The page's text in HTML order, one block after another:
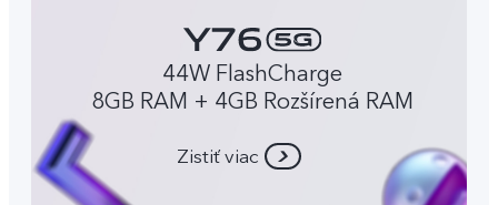
44W FlashCharge
8GB RAM + 4GB Rozšírená RAM
Zistiť viac